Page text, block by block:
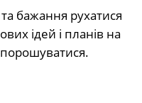
бажання рухатися
ідей і планів на